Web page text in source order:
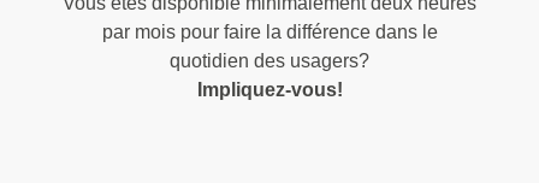
par mois pour faire la différence dans le
quotidien des usagers?
Impliquez-vous!